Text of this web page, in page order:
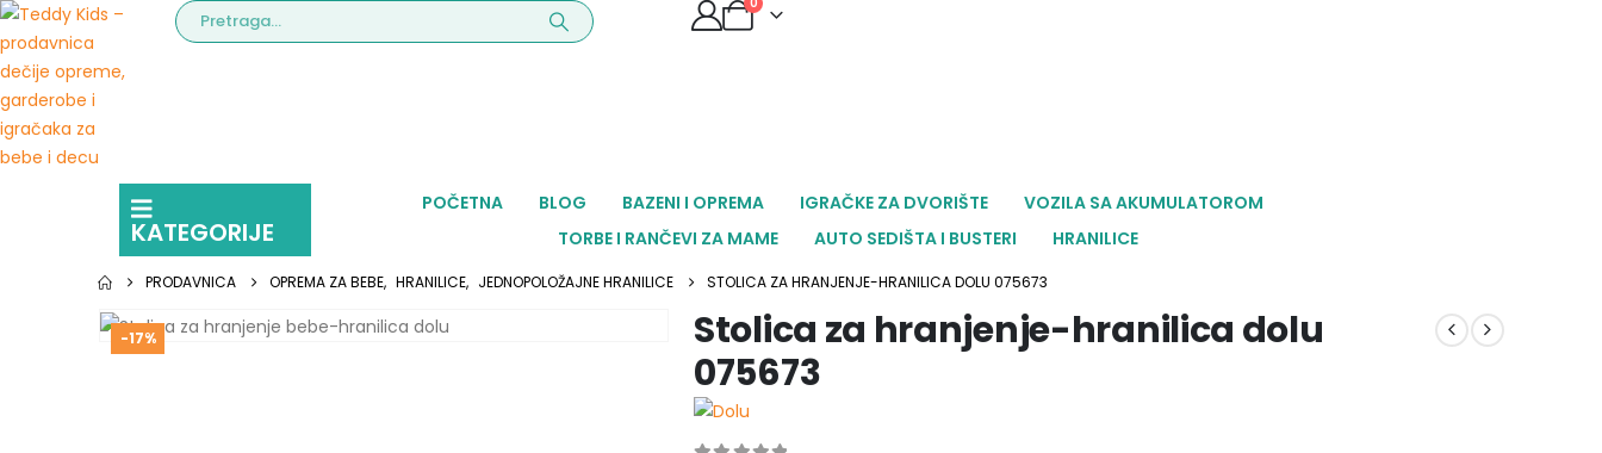
KATEGORIJE
POČETNA BLOG BAZENI I OPREMA IGRAČKE ZA DVORIŠTE
VOZILA SA AKUMULATOROM
TORBE I RANČEVI ZA MAME
AUTO SEDIŠTA I BUSTERI HRANILICE
PRODAVNICA OPREMA ZA BEBE, HRANILICE, JEDNOPOLOŽAJNE HRANILICE STOLICA ZA HRANJENJE-HRANILICA DOLU 075673
-17%
Stolica za hranjenje-hranilica dolu
075673